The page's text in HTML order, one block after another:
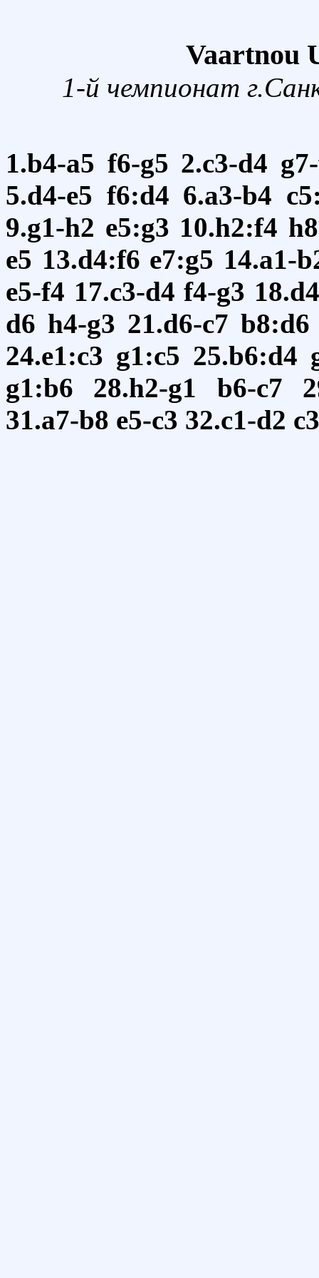
Vaartnou
1-й чемпионат
1.b4-a5 f6-g5 2.c3-d4
5.d4-e5 f6:d4 6.a3-b4
9.g1-h2 e5:g3 10.h2:f4
e5 13.d4:f6 e7:g5 14.a1-
e5-f4 17.c3-d4 f4-g3
d6 h4-g3 21.d6-c7 b8:d6
24.e1:c3 g1:c5 25.b6:d4
g1:b6
28.h2-g1 b6-c7
31.a7-b8 e5-c3 32.c1-d2